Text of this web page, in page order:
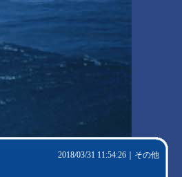
2018/03/31 11:54:26｜ その他